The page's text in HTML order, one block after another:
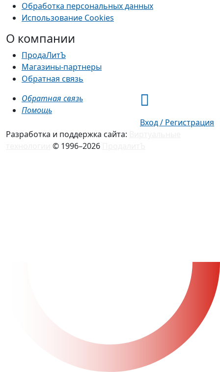
Обработка персональных данных
Использование Cookies
О компании
ПродаЛитЪ
Магазины-партнеры
Обратная связь
Обратная связь
Помощь
Вход / Регистрация
Разработка и поддержка сайта:
© 1996–2026